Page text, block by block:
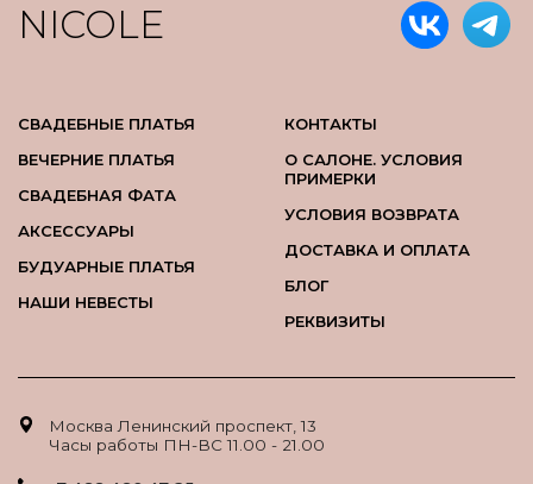
NICOLE
СВАДЕБНЫЕ ПЛАТЬЯ
ВЕЧЕРНИЕ ПЛАТЬЯ
СВАДЕБНАЯ ФАТА
АКСЕССУАРЫ
БУДУАРНЫЕ ПЛАТЬЯ
НАШИ НЕВЕСТЫ
КОНТАКТЫ
О САЛОНЕ. УСЛОВИЯ
ПРИМЕРКИ
УСЛОВИЯ ВОЗВРАТА
ДОСТАВКА И ОПЛАТА
БЛОГ
РЕКВИЗИТЫ
Москва Ленинский проспект, 13
Часы работы ПН-ВС 11.00 - 21.00